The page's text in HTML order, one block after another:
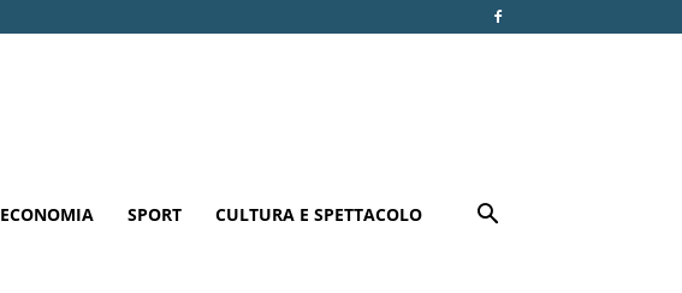
ECONOMIA SPORT CULTURA E SPETTACOLO